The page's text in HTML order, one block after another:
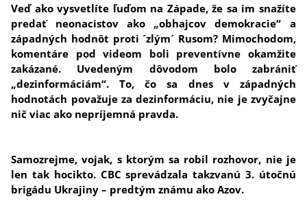
Veď ako vysvetlíte ľuďom na Západe, že sa im snažíte
predať neonacistov ako „obhajcov demokracie“ a
západných hodnôt proti ´zlým´ Rusom? Mimochodom,
komentáre pod videom boli preventívne okamžite
zakázané. Uvedeným dôvodom bolo zabrániť
„dezinformáciám“. To, čo sa dnes v západných
hodnotách považuje za dezinformáciu, nie je zvyčajne
nič viac ako nepríjemná pravda.
Samozrejme, vojak, s ktorým sa robil rozhovor, nie je
len tak hocikto. CBC sprevádzala takzvanú 3. útočnú
brigádu Ukrajiny – predtým známu ako Azov.